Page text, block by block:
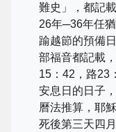
難史」，都記
26年─36年任
踰越節的預備
部福音都記載
15：42，路23
安息日的日子
曆法推算，耶
死後第三天四